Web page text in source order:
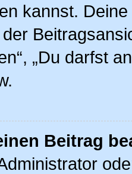
kannst.
„Du darfst
Beitrag